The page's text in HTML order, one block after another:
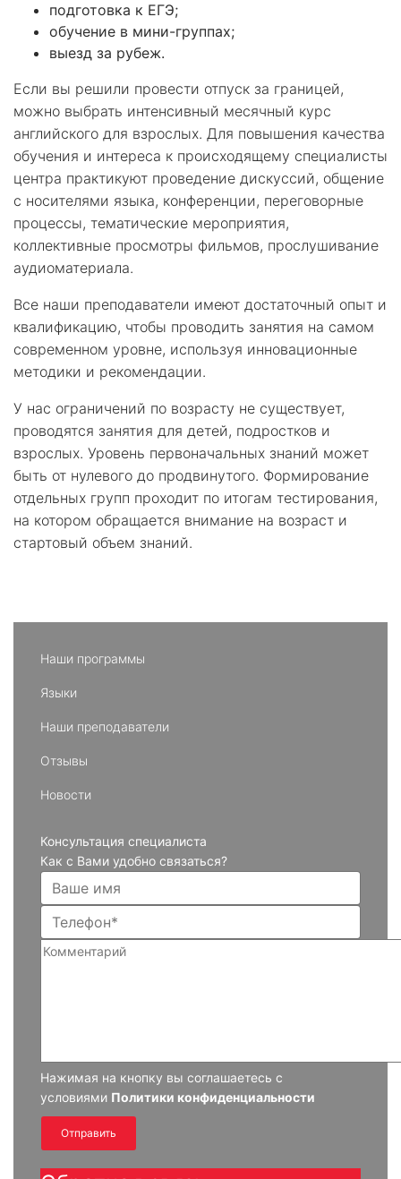
подготовка к ЕГЭ;
обучение в мини-группах;
выезд за рубеж.
Если вы решили провести отпуск за границей,
можно выбрать интенсивный месячный курс
английского для взрослых. Для повышения качества
обучения и интереса к происходящему специалисты
центра практикуют проведение дискуссий, общение
с носителями языка, конференции, переговорные
процессы, тематические мероприятия,
коллективные просмотры фильмов, прослушивание
аудиоматериала.
Все наши преподаватели имеют достаточный опыт и
квалификацию, чтобы проводить занятия на самом
современном уровне, используя инновационные
методики и рекомендации.
У нас ограничений по возрасту не существует,
проводятся занятия для детей, подростков и
взрослых. Уровень первоначальных знаний может
быть от нулевого до продвинутого. Формирование
отдельных групп проходит по итогам тестирования,
на котором обращается внимание на возраст и
стартовый объем знаний.
Наши программы
Языки
Наши преподаватели
Отзывы
Новости
Консультация специалиста
Как с Вами удобно связаться?
Нажимая на кнопку вы соглашаетесь с
условиями Политики конфиденциальности
Отправить